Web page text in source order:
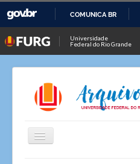
O
COMUNICA BR
Universidade
Federal do Rio Grande
Alternar
Navegação